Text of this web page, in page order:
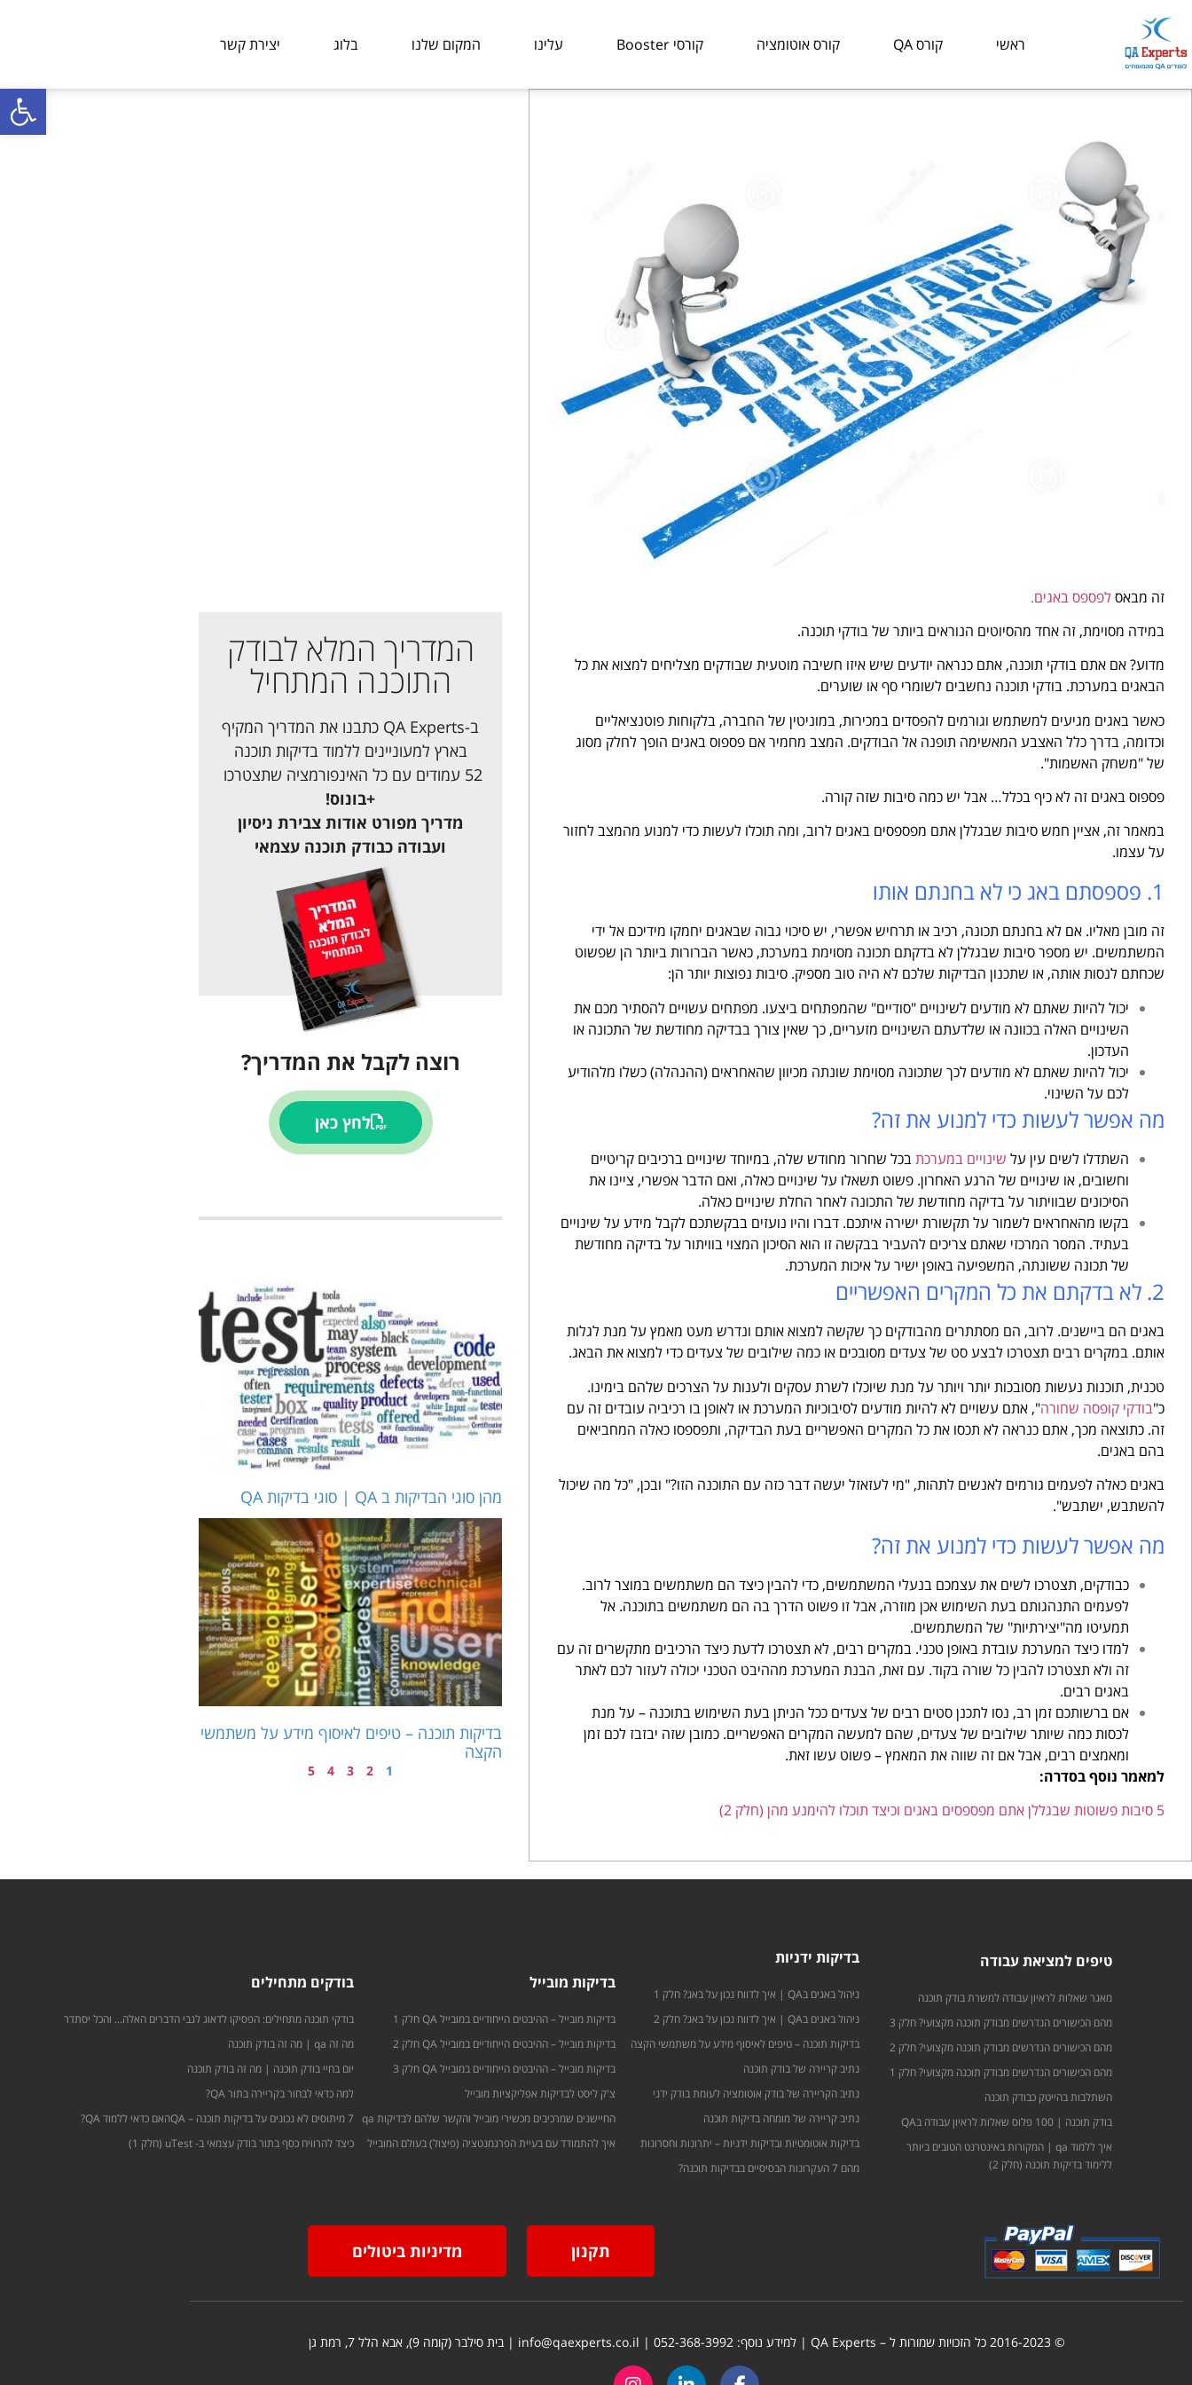
ראשי קורס QA קורס אוטומציה קורסי Booster עלינו המקום שלנו בלוג יצירת קשר
זה מבאסלפספס באגים.
במידה מסוימת, זה אחד מהסיוטים הנוראים ביותר של בודקי תוכנה.
מדוע? אם אתם בודקי תוכנה, אתם כנראה יודעים שיש איזו חשיבה מוטעית שבודקים מצליחים למצוא את כל
הבאגים במערכת. בודקי תוכנה נחשבים לשומרי סף או שוערים.
כאשר באגים מגיעים למשתמש וגורמים להפסדים במכירות, במוניטין של החברה, בלקוחות פוטנציאליים
וכדומה, בדרך כלל האצבע המאשימה תופנה אל הבודקים. המצב מחמיר אם פספוס באגים הופך לחלק מסוג
של "משחק האשמות".
פספוס באגים זה לא כיף בכלל… אבל יש כמה סיבות שזה קורה.
במאמר זה, אציין חמש סיבות שבגללן אתם מפספסים באגים לרוב, ומה תוכלו לעשות כדי למנוע מהמצב לחזור
על עצמו.
1. פספסתם באג כי לא בחנתם אותו
זה מובן מאליו. אם לא בחנתם תכונה, רכיב או תרחיש אפשרי, יש סיכוי גבוה שבאגים יחמקו מידיכם אל ידי
המשתמשים. יש מספר סיבות שבגללן לא בדקתם תכונה מסוימת במערכת, כאשר הברורות ביותר הן שפשוט
שכחתם לנסות אותה, או שתכנון הבדיקות שלכם לא היה טוב מספיק. סיבות נפוצות יותר הן:
יכול להיות שאתם לא מודעים לשינויים "סודיים" שהמפתחים ביצעו. מפתחים עשויים להסתיר מכם את
השינויים האלה בכוונה או שלדעתם השינויים מזעריים, כך שאין צורך בבדיקה מחודשת של התכונה או
העדכון.
יכול להיות שאתם לא מודעים לכך שתכונה מסוימת שונתה מכיוון שהאחראים (ההנהלה) כשלו מלהודיע
לכם על השינוי.
מה אפשר לעשות כדי למנוע את זה?
השתדלו לשים עין על שינויים במערכתבכל שחרור מחודש שלה, במיוחד שינויים ברכיבים קריטיים
וחשובים, או שינויים של הרגע האחרון. פשוט תשאלו על שינויים כאלה, ואם הדבר אפשרי, ציינו את
הסיכונים שבוויתור על בדיקה מחודשת של התכונה לאחר החלת שינויים כאלה.
בקשו מהאחראים לשמור על תקשורת ישירה איתכם. דברו והיו נועזים בבקשתכם לקבל מידע על שינויים
בעתיד. המסר המרכזי שאתם צריכים להעביר בבקשה זו הוא הסיכון המצוי בוויתור על בדיקה מחודשת
של תכונה ששונתה, המשפיעה באופן ישיר על איכות המערכת.
2. לא בדקתם את כל המקרים האפשריים
באגים הם ביישנים. לרוב, הם מסתתרים מהבודקים כך שקשה למצוא אותם ונדרש מעט מאמץ על מנת לגלות
אותם. במקרים רבים תצטרכו לבצע סט של צעדים מסובכים או כמה שילובים של צעדים כדי למצוא את הבאג.
טכנית, תוכנות נעשות מסובכות יותר ויותר על מנת שיוכלו לשרת עסקים ולענות על הצרכים שלהם בימינו.
כ"בודקי קופסה שחורה", אתם עשויים לא להיות מודעים לסיבוכיות המערכת או לאופן בו רכיביה עובדים זה עם
זה. כתוצאה מכך, אתם כנראה לא תכסו את כל המקרים האפשריים בעת הבדיקה, ותפספסו כאלה המחביאים
בהם באגים.
באגים כאלה לפעמים גורמים לאנשים לתהות, "מי לעזאזל יעשה דבר כזה עם התוכנה הזו?" ובכן, "כל מה שיכול
להשתבש, ישתבש".
מה אפשר לעשות כדי למנוע את זה?
כבודקים, תצטרכו לשים את עצמכם בנעלי המשתמשים, כדי להבין כיצד הם משתמשים במוצר לרוב.
לפעמים התנהגותם בעת השימוש אכן מוזרה, אבל זו פשוט הדרך בה הם משתמשים בתוכנה. אל
תמעיטו מה"יצירתיות" של המשתמשים.
למדו כיצד המערכת עובדת באופן טכני. במקרים רבים, לא תצטרכו לדעת כיצד הרכיבים מתקשרים זה עם
זה ולא תצטרכו להבין כל שורה בקוד. עם זאת, הבנת המערכת מההיבט הטכני יכולה לעזור לכם לאתר
באגים רבים.
אם ברשותכם זמן רב, נסו לתכנן סטים רבים של צעדים ככל הניתן בעת השימוש בתוכנה – על מנת
לכסות כמה שיותר שילובים של צעדים, שהם למעשה המקרים האפשריים. כמובן שזה יבזבז לכם זמן
ומאמצים רבים, אבל אם זה שווה את המאמץ – פשוט עשו זאת.
למאמר נוסף בסדרה:
5 סיבות פשוטות שבגללן אתם מפספסים באגים וכיצד תוכלו להימנע מהן (חלק 2)
המדריך המלא לבודק
התוכנה המתחיל
ב-QA Experts כתבנו את המדריך המקיף
בארץ למעוניינים ללמוד בדיקות תוכנה
52 עמודים עם כל האינפורמציה שתצטרכו
+בונוס!
מדריך מפורט אודות צבירת ניסיון
ועבודה כבודק תוכנה עצמאי
רוצה לקבל את המדריך?
לחץ כאן
מהן סוגי הבדיקות ב QA | סוגי בדיקות QA
בדיקות תוכנה – טיפים לאיסוף מידע על משתמשי
הקצה
1
2
3
4
5
טיפים למציאת עבודה
מאגר שאלות לראיון עבודה למשרת בודק תוכנה
מהם הכישורים הנדרשים מבודק תוכנה מקצועי? חלק 3
מהם הכישורים הנדרשים מבודק תוכנה מקצועי? חלק 2
מהם הכישורים הנדרשים מבודק תוכנה מקצועי? חלק 1
השתלבות בהייטק כבודק תוכנה
בודק תוכנה | 100 פלוס שאלות לראיון עבודה בQA
איך ללמוד qa | המקורות באינטרנט הטובים ביותר
ללימוד בדיקות תוכנה (חלק 2)
בדיקות ידניות
ניהול באגים בQA | איך לדווח נכון על באג? חלק 1
ניהול באגים בQA | איך לדווח נכון על באג? חלק 2
בדיקות תוכנה – טיפים לאיסוף מידע על משתמשי הקצה
נתיב קריירה של בודק תוכנה
נתיב הקריירה של בודק אוטומציה לעומת בודק ידני
נתיב קריירה של מומחה בדיקות תוכנה
בדיקות אוטומטיות ובדיקות ידניות – יתרונות וחסרונות
מהם 7 העקרונות הבסיסיים בבדיקות תוכנה?
בדיקות מובייל
בדיקות מובייל – ההיבטים הייחודיים במובייל QA חלק 1
בדיקות מובייל – ההיבטים הייחודיים במובייל QA חלק 2
בדיקות מובייל – ההיבטים הייחודיים במובייל QA חלק 3
צ'ק ליסט לבדיקות אפליקציות מובייל
החיישנים שמרכיבים מכשירי מובייל והקשר שלהם לבדיקות qa
איך להתמודד עם בעיית הפרגמנטציה (פיצול) בעולם המובייל
בודקים מתחילים
בודקי תוכנה מתחילים: הפסיקו לדאוג לגבי הדברים האלה… והכל יסתדר
מה זה qa | מה זה בודק תוכנה
יום בחיי בודק תוכנה | מה זה בודק תוכנה
למה כדאי לבחור בקריירה בתור QA?
7 מיתוסים לא נכונים על בדיקות תוכנה – QA
האם כדאי ללמוד QA?
כיצד להרוויח כסף בתור בודק עצמאי ב- uTest (חלק 1)
תקנון מדיניות ביטולים
© 2016-2023 כל הזכויות שמורות ל – QA Experts | למידע נוסף: 052-368-3992 | info@qaexperts.co.il | בית סילבר (קומה 9), אבא הלל 7, רמת גן